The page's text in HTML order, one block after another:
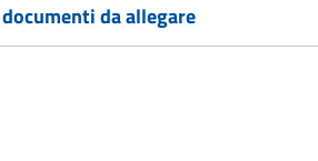
da allegare